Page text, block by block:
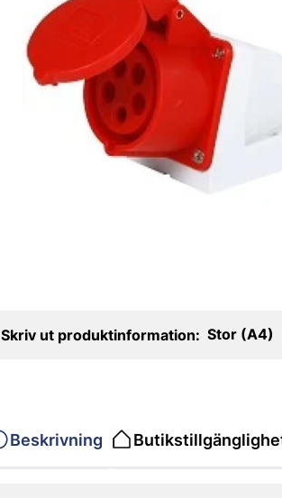
Skriv ut produktinformation: Stor (A4)
Beskrivning